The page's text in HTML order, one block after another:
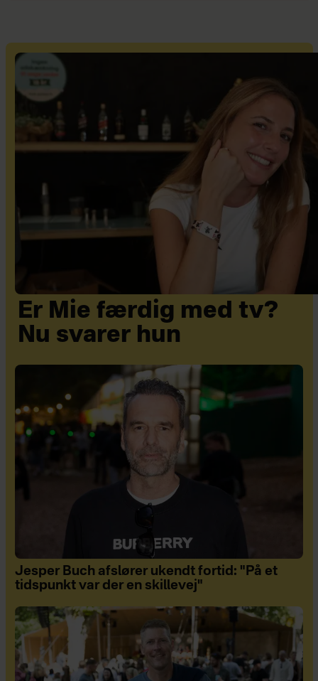
Er Mie færdig med tv?
Nu svarer hun
Jesper Buch afslører ukendt fortid: "På et
tidspunkt var der en skillevej"